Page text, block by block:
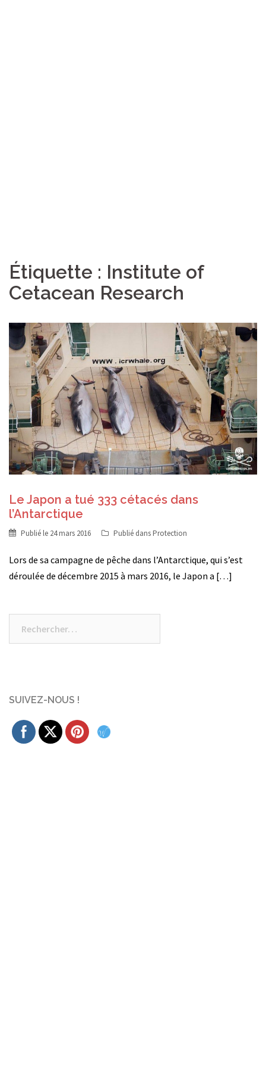
Étiquette : Institute of
Cetacean Research
Le Japon a tué 333 cétacés dans
l’Antarctique
Publié le 24 mars 2016 Publié dans Protection
Lors de sa campagne de pêche dans l’Antarctique, qui s’est
déroulée de décembre 2015 à mars 2016, le Japon a […]
SUIVEZ-NOUS !